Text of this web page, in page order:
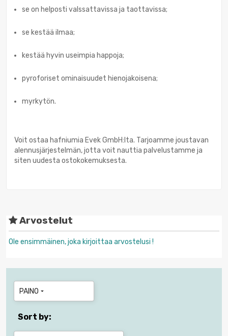
se on helposti valssattavissa ja taottavissa;
se kestää ilmaa;
kestää hyvin useimpia happoja;
pyroforiset ominaisuudet hienojakoisena;
myrkytön.
Voit ostaa hafniumia Evek GmbH:lta. Tarjoamme joustavan
alennusjärjestelmän, jotta voit nauttia palvelustamme ja
siten uudesta ostokokemuksesta.
Arvostelut
Ole ensimmäinen, joka kirjoittaa arvostelusi !
PAINO 
Sort by: